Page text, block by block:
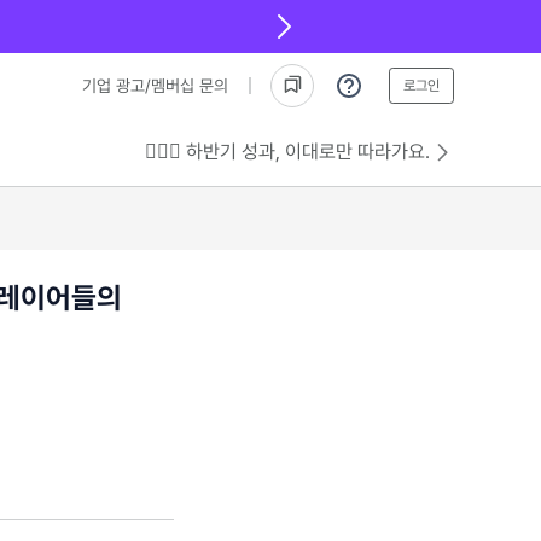
기업 광고/멤버십 문의 로그인
💁🏻‍♂️ 하반기 성과, 이대로만 따라가요.
이어들의